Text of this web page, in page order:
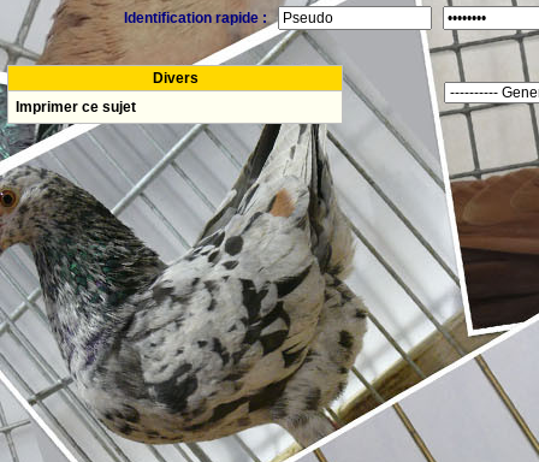
Identification rapide :
Divers
Imprimer ce sujet